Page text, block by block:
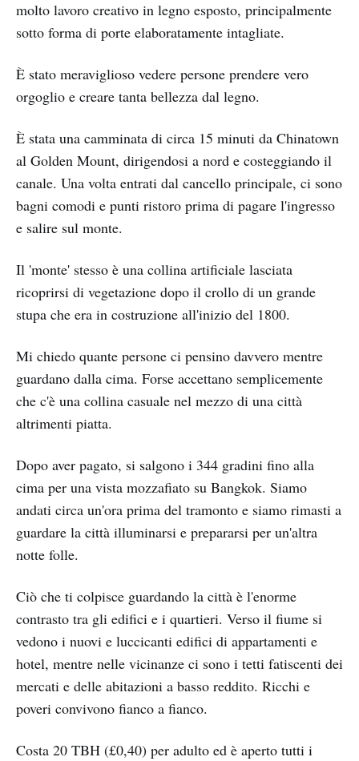
molto lavoro creativo in legno esposto, principalmente
sotto forma di porte elaboratamente intagliate.
È stato meraviglioso vedere persone prendere vero
orgoglio e creare tanta bellezza dal legno.
È stata una camminata di circa 15 minuti da Chinatown
al Golden Mount, dirigendosi a nord e costeggiando il
canale. Una volta entrati dal cancello principale, ci sono
bagni comodi e punti ristoro prima di pagare l'ingresso
e salire sul monte.
Il 'monte' stesso è una collina artificiale lasciata
ricoprirsi di vegetazione dopo il crollo di un grande
stupa che era in costruzione all'inizio del 1800.
Mi chiedo quante persone ci pensino davvero mentre
guardano dalla cima. Forse accettano semplicemente
che c'è una collina casuale nel mezzo di una città
altrimenti piatta.
Dopo aver pagato, si salgono i 344 gradini fino alla
cima per una vista mozzafiato su Bangkok. Siamo
andati circa un'ora prima del tramonto e siamo rimasti a
guardare la città illuminarsi e prepararsi per un'altra
notte folle.
Ciò che ti colpisce guardando la città è l'enorme
contrasto tra gli edifici e i quartieri. Verso il fiume si
vedono i nuovi e luccicanti edifici di appartamenti e
hotel, mentre nelle vicinanze ci sono i tetti fatiscenti dei
mercati e delle abitazioni a basso reddito. Ricchi e
poveri convivono fianco a fianco.
Costa 20 TBH (£0,40) per adulto ed è aperto tutti i